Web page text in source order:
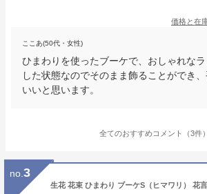
価格と在
ここあ(50代・女性)
ひまわりを使ったブーケで、おしゃれな
した状態なのでそのまま飾ることができ
いいと思います。
全てのおすすめコメント（3件）
no. 3